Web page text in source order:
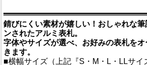
錆びにくい素材が嬉しい！おしゃれな
ンされたアルミ表札。
字体やサイズが選べ、お好みの表札を
きます。
■横幅サイズ（上記『S・M・L・LLサイ